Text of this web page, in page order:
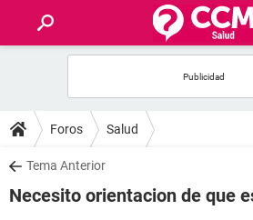
FOROS
SALUD
Foros Salud
Tema Anterior
Necesito orientacion de que